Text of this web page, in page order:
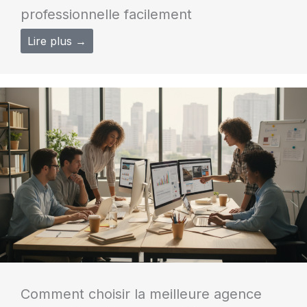
professionnelle facilement
Lire plus →
Comment choisir la meilleure agence